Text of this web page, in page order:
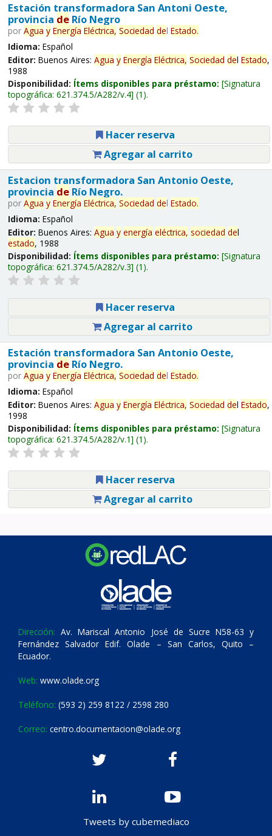
Estación transformadora San Antoni Oeste,
provincia deRío Negro
por Agua y Energía Eléctrica, Sociedad del Estado.
Idioma: Español
Editor: Buenos Aires: Agua y Energía Eléctrica, Sociedad del Estado,
1988
Disponibilidad: Ítems disponibles para préstamo: Signatura
topográfica: 621.374.5/A282/v.4 (1).
Hacer reserva
Agregar al carrito
Estacion transformadora San Antonio Oeste,
provincia deRío Negro.
por Agua y Energía Eléctrica, Sociedad del Estado.
Idioma: Español
Editor: Buenos Aires: Agua y energía eléctrica, sociedad del
estado, 1988
Disponibilidad: Ítems disponibles para préstamo: Signatura
topográfica: 621.374.5/A282/v.3 (1).
Hacer reserva
Agregar al carrito
Estación transformadora San Antonio Oeste,
provincia deRío Negro.
por Agua y Energía Eléctrica, Sociedad del Estado.
Idioma: Español
Editor: Buenos Aires: Agua y Energía Eléctrica, Sociedad del Estado,
1998
Disponibilidad: Ítems disponibles para préstamo: Signatura
topográfica: 621.374.5/A282/v.1 (1).
Hacer reserva
Agregar al carrito
Dirección: Av. Mariscal Antonio José de Sucre N58-63 y
Fernández Salvador Edif. Olade – San Carlos, Quito –
Ecuador.
Web: www.olade.org
Teléfono: (593 2) 259 8122 / 2598 280
Correo: centro.documentacion@olade.org
Tweets by cubemediaco